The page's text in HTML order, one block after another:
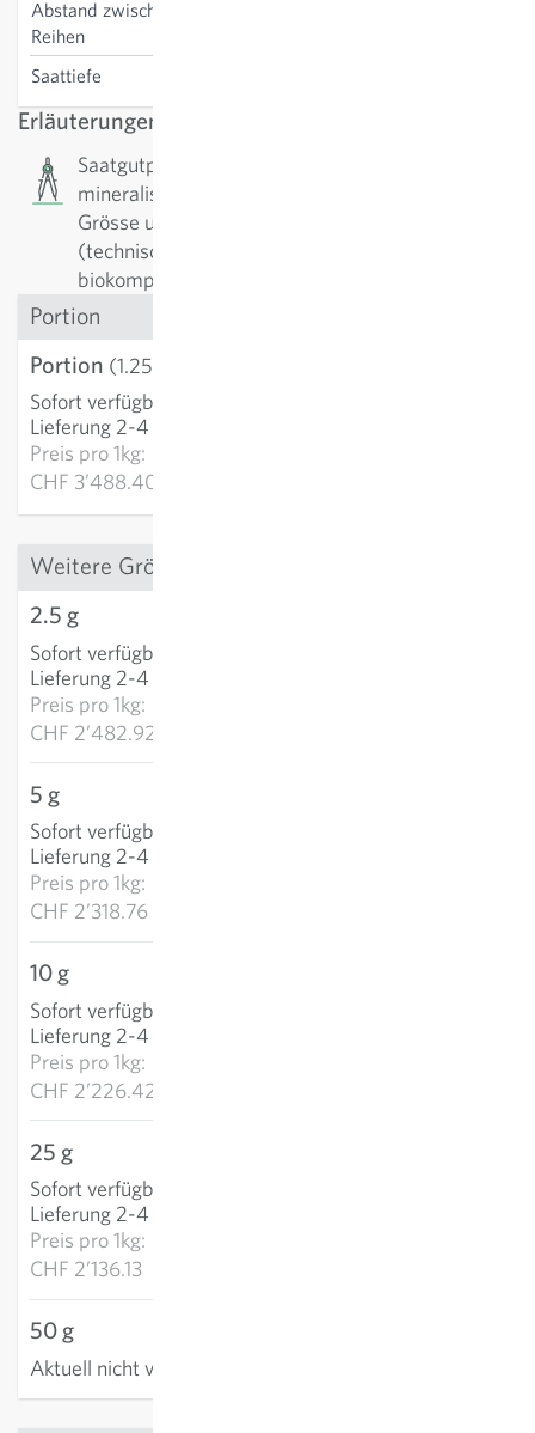
Abstand zwischen den
Reihen
Saattiefe
Erläuterungen
Saatgutpillen: Das Saatgut wird mit
mineralischen Füllstoffen umhüllt. Ziel ist es die
Grösse und Form zu vereinheitlichen um die
(technische) Aussaat zu erleichtern. Die
biokompatiblen Pillen werden als Stück verkauft.
Portion
Portion (1.25 g)
Sofort verfügbar
Lieferung 2-4 Tage
Preis pro1kg:
CHF 3’488.40
Weitere Grössen
2.5 g
Sofort verfügbar
Lieferung 2-4 Tage
Preis pro1kg:
CHF 2’482.92
5 g
Sofort verfügbar
Lieferung 2-4 Tage
Preis pro1kg:
CHF 2’318.76
10 g
Sofort verfügbar
Lieferung 2-4 Tage
Preis pro1kg:
CHF 2’226.42
25 g
Sofort verfügbar
Lieferung 2-4 Tage
Preis pro1kg:
CHF 2’136.13
50 g
Aktuell nicht verfügbar